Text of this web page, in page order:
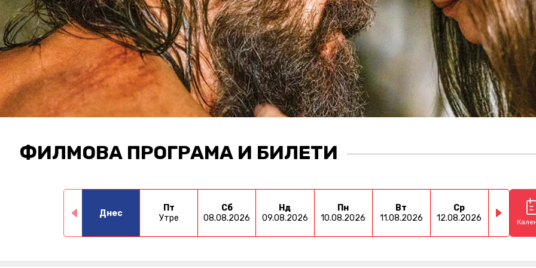
ФИЛМОВА ПРОГРАМА И БИЛЕТИ
Днес
Пт
Утре
Сб
08.08.2026
Нд
09.08.2026
Пн
10.08.2026
Вт
11.08.2026
Ср
12.08.2026